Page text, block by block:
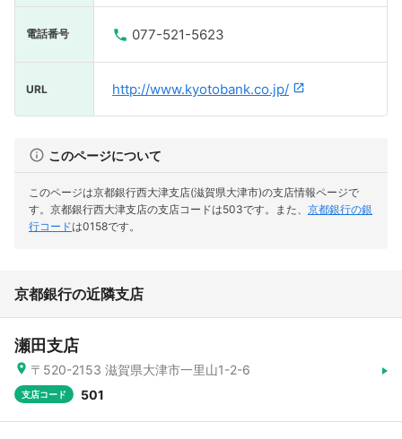
電話番号 077-521-5623
URL http://www.kyotobank.co.jp/
このページについて
このページは京都銀行西大津支店(滋賀県大津市)の支店情報ページで
す。 京都銀行西大津支店の支店コードは503です。 また、 京都銀行の銀
行コードは0158です。
京都銀行の近隣支店
瀬田支店
〒520-2153 滋賀県大津市一里山1-2-6
支店コード 501